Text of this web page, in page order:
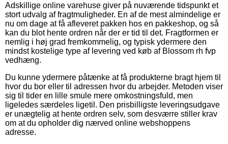
Adskillige online varehuse giver på nuværende tidspunkt et
stort udvalg af fragtmuligheder. En af de mest almindelige er
nu om dage at få afleveret pakken hos en pakkeshop, og så
kan du blot hente ordren når der er tid til det. Fragtformen er
nemlig i høj grad fremkommelig, og typisk ydermere den
mindst kostelige type af levering ved køb af Blossom rh fvp
vedhæng.
Du kunne ydermere påtænke at få produkterne bragt hjem til
hvor du bor eller til adressen hvor du arbejder. Metoden viser
sig til tider en lille smule mere omkostningsfuld, men
ligeledes særdeles ligetil. Den prisbilligste leveringsudgave
er unægtelig at hente ordren selv, som desværre stiller krav
om at du opholder dig nærved online webshoppens
adresse.